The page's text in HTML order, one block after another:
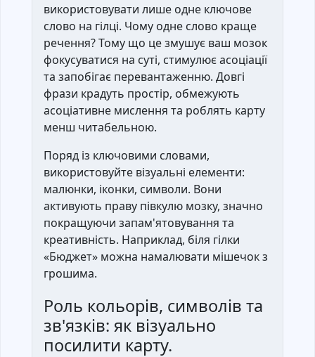
використовувати лише одне ключове
слово на гілці. Чому одне слово краще
речення? Тому що це змушує ваш мозок
фокусуватися на суті, стимулює асоціації
та запобігає перевантаженню. Довгі
фрази крадуть простір, обмежують
асоціативне мислення та роблять карту
менш читабельною.
Поряд із ключовими словами,
використовуйте візуальні елементи:
малюнки, іконки, символи. Вони
активують праву півкулю мозку, значно
покращуючи запам'ятовування та
креативність. Наприклад, біля гілки
«Бюджет» можна намалювати мішечок з
грошима.
Роль кольорів, символів та
зв'язків: як візуально
посилити карту.